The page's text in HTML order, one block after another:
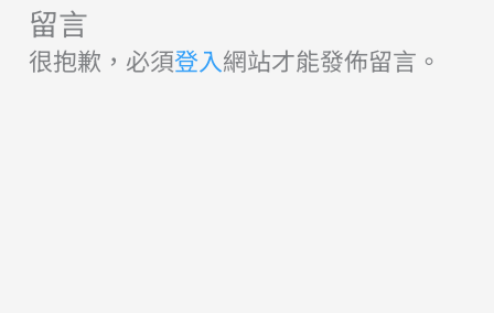
留言
很抱歉，必須登入網站才能發佈留言。